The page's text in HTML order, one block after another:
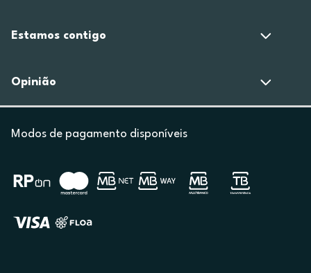
Estamos contigo
Opinião
Modos de pagamento disponíveis